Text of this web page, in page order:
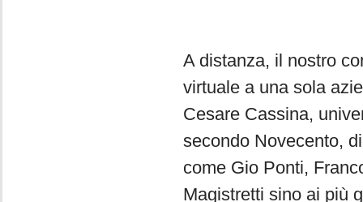
A distanza, il nostro
virtuale a una sola
Cesare Cassina,
secondo Novecento,
come Gio Ponti,
Magistretti sino ai più